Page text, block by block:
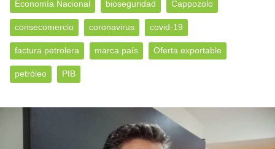
Economía Nacional bioseguridad Cappozolo
consecomercio coronavirus covid-19
factura petrolera marca país Oferta exportable
petróleo PIB